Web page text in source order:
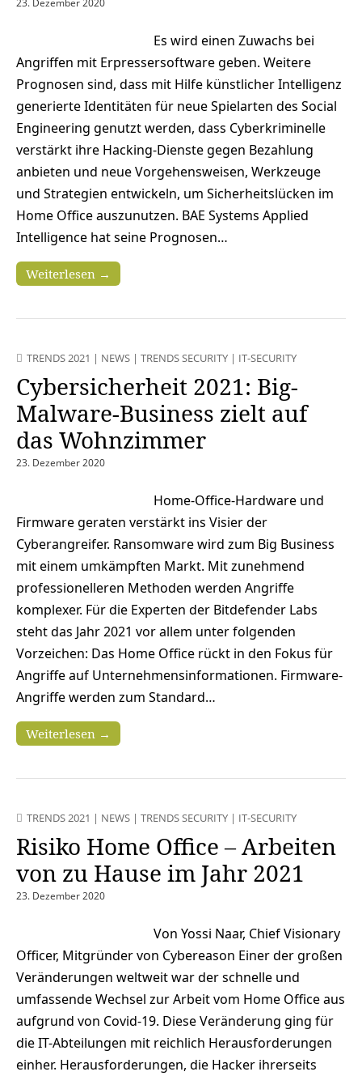
23. Dezember 2020
Es wird einen Zuwachs bei
Angriffen mit Erpressersoftware geben. Weitere
Prognosen sind, dass mit Hilfe künstlicher Intelligenz
generierte Identitäten für neue Spielarten des Social
Engineering genutzt werden, dass Cyberkriminelle
verstärkt ihre Hacking-Dienste gegen Bezahlung
anbieten und neue Vorgehensweisen, Werkzeuge
und Strategien entwickeln, um Sicherheitslücken im
Home Office auszunutzen. BAE Systems Applied
Intelligence hat seine Prognosen…
Weiterlesen →
TRENDS 2021 | NEWS | TRENDS SECURITY | IT-SECURITY
Cybersicherheit 2021: Big-
Malware-Business zielt auf
das Wohnzimmer
23. Dezember 2020
Home-Office-Hardware und
Firmware geraten verstärkt ins Visier der
Cyberangreifer. Ransomware wird zum Big Business
mit einem umkämpften Markt. Mit zunehmend
professionelleren Methoden werden Angriffe
komplexer. Für die Experten der Bitdefender Labs
steht das Jahr 2021 vor allem unter folgenden
Vorzeichen: Das Home Office rückt in den Fokus für
Angriffe auf Unternehmensinformationen. Firmware-
Angriffe werden zum Standard…
Weiterlesen →
TRENDS 2021 | NEWS | TRENDS SECURITY | IT-SECURITY
Risiko Home Office – Arbeiten
von zu Hause im Jahr 2021
23. Dezember 2020
Von Yossi Naar, Chief Visionary
Officer, Mitgründer von Cybereason Einer der großen
Veränderungen weltweit war der schnelle und
umfassende Wechsel zur Arbeit vom Home Office aus
aufgrund von Covid-19. Diese Veränderung ging für
die IT-Abteilungen mit reichlich Herausforderungen
einher. Herausforderungen, die Hacker ihrerseits